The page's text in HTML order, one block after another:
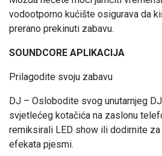
vodootporno kućište osigurava da
prerano prekinuti zabavu.
SOUNDCORE APLIKACIJA
Prilagodite svoju zabavu
DJ – Oslobodite svog unutarnjeg
svjetlećeg kotačića na zaslonu
remiksirali LED show ili dodirnite
efekata pjesmi.